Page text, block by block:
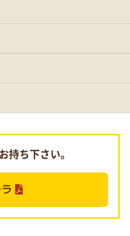
持ち下さい。